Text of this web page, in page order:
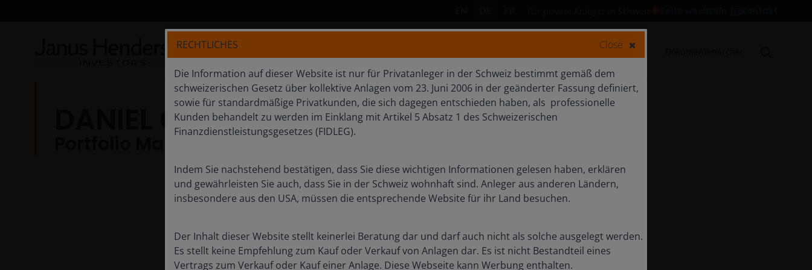
Markteinblicke
DANIEL GREENBERGER
Close
RECHTLICHES
Die Information auf dieser Website ist nur für Privatanleger in der Schweiz bestimmt gemäß dem
schweizerischen Gesetz über kollektive Anlagen vom 23. Juni 2006 in der geänderter Fassung definiert,
sowie für standardmäßige Privatkunden, die sich dagegen entschieden haben, als professionelle
Kunden behandelt zu werden im Einklang mit Artikel 5 Absatz 1 des Schweizerischen
Finanzdienstleistungsgesetzes (FIDLEG).
Indem Sie nachstehend bestätigen, dass Sie diese wichtigen Informationen gelesen haben, erklären
und gewährleisten Sie auch, dass Sie in der Schweiz wohnhaft sind. Anleger aus anderen Ländern,
insbesondere aus den USA, müssen die entsprechende Website für ihr Land besuchen.
Der Inhalt dieser Website stellt keinerlei Beratung dar und darf auch nicht als solche ausgelegt werden.
Es stellt keine Empfehlung zum Kauf oder Verkauf von Anlagen dar. Es ist nicht Bestandteil eines
Vertrags zum Verkauf oder Kauf einer Anlage. Diese Webseite kann Werbung enthalten.